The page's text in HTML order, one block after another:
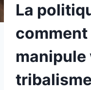
La
manipule
tribalisme